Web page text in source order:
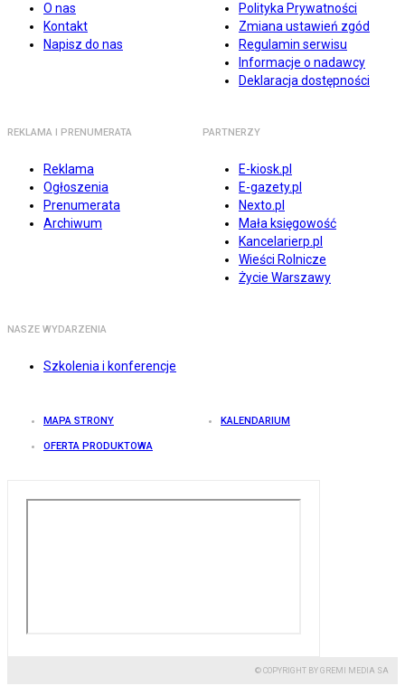
O nas
Kontakt
Napisz do nas
Polityka Prywatności
Zmiana ustawień zgód
Regulamin serwisu
Informacje o nadawcy
Deklaracja dostępności
REKLAMA I PRENUMERATA
Reklama
Ogłoszenia
Prenumerata
Archiwum
PARTNERZY
E-kiosk.pl
E-gazety.pl
Nexto.pl
Mała księgowość
Kancelarierp.pl
Wieści Rolnicze
Życie Warszawy
NASZE WYDARZENIA
Szkolenia i konferencje
MAPA STRONY KALENDARIUM
OFERTA PRODUKTOWA
© COPYRIGHT BY GREMI MEDIA SA